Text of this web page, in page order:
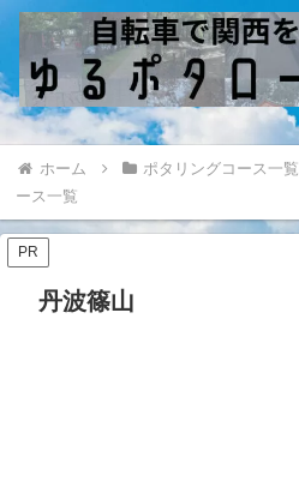
ホーム ポタリングコース一覧
ース一覧
PR
丹波篠山